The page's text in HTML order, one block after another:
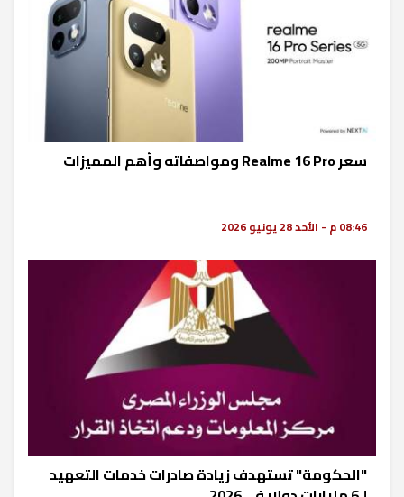
سعر Realme 16 Pro ومواصفاته وأهم المميزات
08:46 م - الأحد 28 يونيو 2026
"الحكومة" تستهدف زيادة صادرات خدمات التعهيد